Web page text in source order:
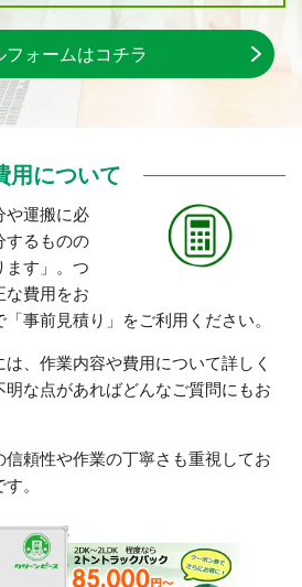
フォームはコチラ
用について
や運搬に必
するものの
ます」。つ
な費用をお
事前見積り」をご利用ください。
、作業内容や費用について詳しく
な点があればどんなご質問にもお
頼性や作業の丁寧さも重視してお
。